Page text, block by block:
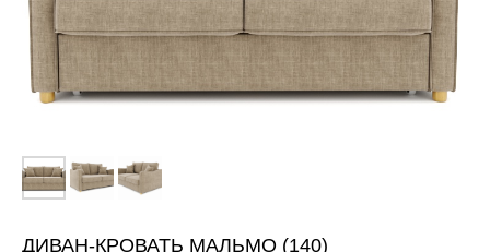
ДИВАН-КРОВАТЬ МАЛЬМО (140)